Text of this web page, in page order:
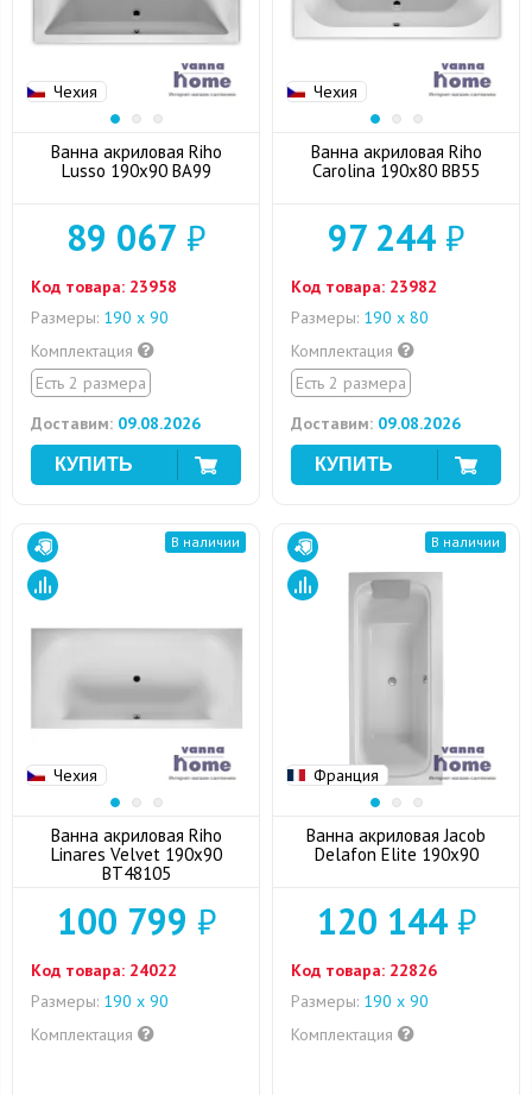
Чехия
Ванна акриловая Riho
Lusso 190x90 BA99
89 067 ₽
Код товара: 23958
Размеры: 190 х 90
Комплектация
Есть 2 размера
Доставим: 09.08.2026
Чехия
Ванна акриловая Riho
Carolina 190x80 BB55
97 244 ₽
Код товара: 23982
Размеры: 190 x 80
Комплектация
Есть 2 размера
Доставим: 09.08.2026
Чехия
В наличии
Ванна акриловая Riho
Linares Velvet 190x90
BT48105
100 799 ₽
Код товара: 24022
Размеры: 190 х 90
Комплектация
Франция
В наличии
Ванна акриловая Jacob
Delafon Elite 190x90
120 144₽
Код товара: 22826
Размеры: 190 х 90
Комплектация